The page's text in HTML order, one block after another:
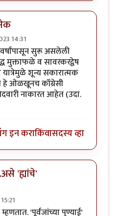
14:31
केव्हाच मेला. मीbyश्रीगुरुजी
सुरू असलेली
मुक्ताफळे व सावरकरद्वेष
शून्य सकारात्मक
हे ओळखूनच कॉंग्रेसी
नाकारत आहेत (उदा.
इन कराकिंवासदस्य व्हा
'ह्यांचे'
'पूर्वजांच्या पुण्याई'